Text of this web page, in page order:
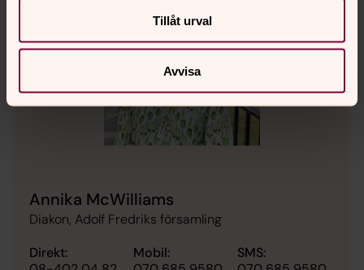
Tillåt urval
Avvisa
Annika McWilliams
Diakon, Adolf Fredriks församling
Direkt:
Mobil:
SMS: